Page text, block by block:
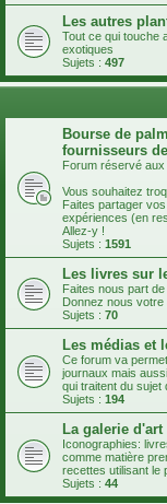
Les autres
Tout ce qui touche
exotiques
Sujets : 497
Bourse de
fournisseurs
Forum réservé aux
Vous souhaitez
Faites partager
expériences (en
Allez-y !
Sujets : 1591
Les livres sur
Faites nous part
Donnez nous votre
Sujets : 70
Les médias et
Ce forum va
journaux mais
qui traitent du sujet
Sujets : 194
La galerie d'art
Iconographies:
comme matière
recettes utilisant le
Sujets : 44